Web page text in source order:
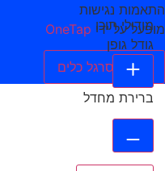
התאמות נגישות
מופעל על ידי OneTap
הסתר סרגל כלים
מודולי תוכן
גודל גופן
ברירת מחדל